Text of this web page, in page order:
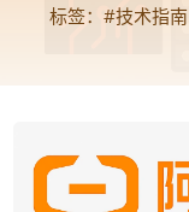
技术指南